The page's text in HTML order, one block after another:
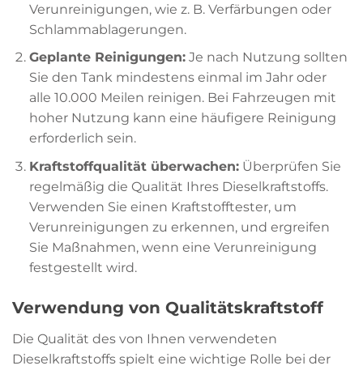
Verunreinigungen, wie z. B. Verfärbungen oder
Schlammablagerungen.
Geplante Reinigungen:Je nach Nutzung sollten
Sie den Tank mindestens einmal im Jahr oder
alle 10.000 Meilen reinigen. Bei Fahrzeugen mit
hoher Nutzung kann eine häufigere Reinigung
erforderlich sein.
Kraftstoffqualität überwachen:Überprüfen Sie
regelmäßig die Qualität Ihres Dieselkraftstoffs.
Verwenden Sie einen Kraftstofftester, um
Verunreinigungen zu erkennen, und ergreifen
Sie Maßnahmen, wenn eine Verunreinigung
festgestellt wird.
Verwendung von Qualitätskraftstoff
Die Qualität des von Ihnen verwendeten
Dieselkraftstoffs spielt eine wichtige Rolle bei der